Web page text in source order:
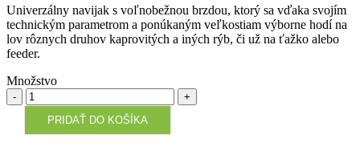
Univerzálny navijak s voľnobežnou brzdou, ktorý sa vďaka svojím
technickým parametrom a ponúkaným veľkostiam výborne hodí na
lov rôznych druhov kaprovitých a iných rýb, či už na ťažko alebo
feeder.
Množstvo
Množstvo
PRIDAŤ DO KOŠÍKA